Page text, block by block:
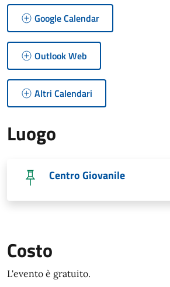
Google Calendar
Outlook Web
Altri Calendari
Luogo
Centro Giovanile
Costo
L'evento è gratuito.